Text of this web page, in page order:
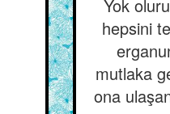
Yok
hepsini
mutlaka
ona